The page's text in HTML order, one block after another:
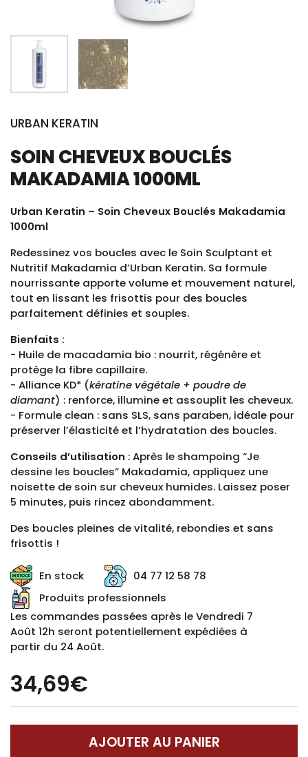
URBAN KERATIN
SOIN CHEVEUX BOUCLÉS
MAKADAMIA 1000ML
Urban Keratin – Soin Cheveux Bouclés Makadamia
1000ml
Redessinez vos boucles avec le Soin Sculptant et
Nutritif Makadamia d’Urban Keratin. Sa formule
nourrissante apporte volume et mouvement naturel,
tout en lissant les frisottis pour des boucles
parfaitement définies et souples.
Bienfaits :
- Huile de macadamia bio : nourrit, régénère et
protège la fibre capillaire.
- Alliance KD* (kératine végétale + poudre de
diamant) : renforce, illumine et assouplit les cheveux.
- Formule clean : sans SLS, sans paraben, idéale pour
préserver l’élasticité et l’hydratation des boucles.
Conseils d’utilisation : Après le shampoing “Je
dessine les boucles” Makadamia, appliquez une
noisette de soin sur cheveux humides. Laissez poser
5 minutes, puis rincez abondamment.
Des boucles pleines de vitalité, rebondies et sans
frisottis !
En stock
04 77 12 58 78
Produits professionnels
Les commandes passées après le Vendredi 7
Août 12h seront potentiellement expédiées à
partir du 24 Août.
34,69€
AJOUTER AU PANIER